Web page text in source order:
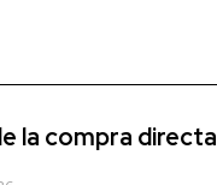
la compra directa